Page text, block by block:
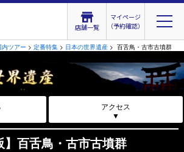
店舗一覧
マイページ
（予約確認）
ツアー >定番特集 > 日本の世界遺産 > 百舌鳥・古市古墳群
アクセス
▼
】百舌鳥・古市古墳群